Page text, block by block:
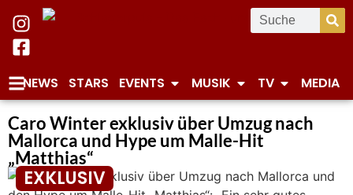
NEWS STARS EVENTS MUSIK TV MEDIA
Caro Winter exklusiv über Umzug nach
Mallorca und Hype um Malle-Hit
„Matthias“
EXKLUSIV